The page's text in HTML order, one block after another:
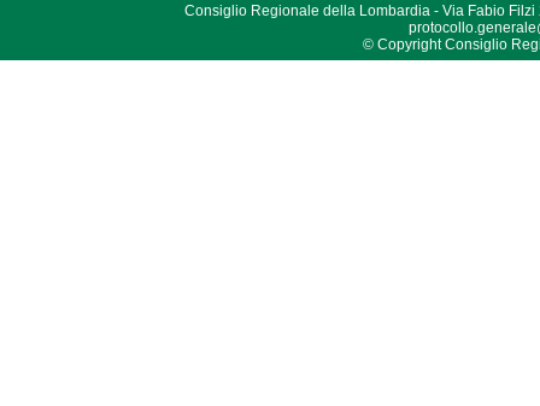
Consiglio Regionale della Lombardia - Via Fabio Filzi
© Copyright Consiglio